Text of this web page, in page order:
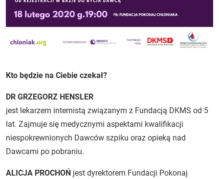
Kto będzie na Ciebie czekał?
DR GRZEGORZ HENSLER
jest lekarzem internistą związanym z Fundacją DKMS od 5
lat. Zajmuje się medycznymi aspektami kwalifikacji
niespokrewnionych Dawców szpiku oraz opieką nad
Dawcami po pobraniu.
ALICJA PROCHOŃ jest dyrektorem Fundacji Pokonaj